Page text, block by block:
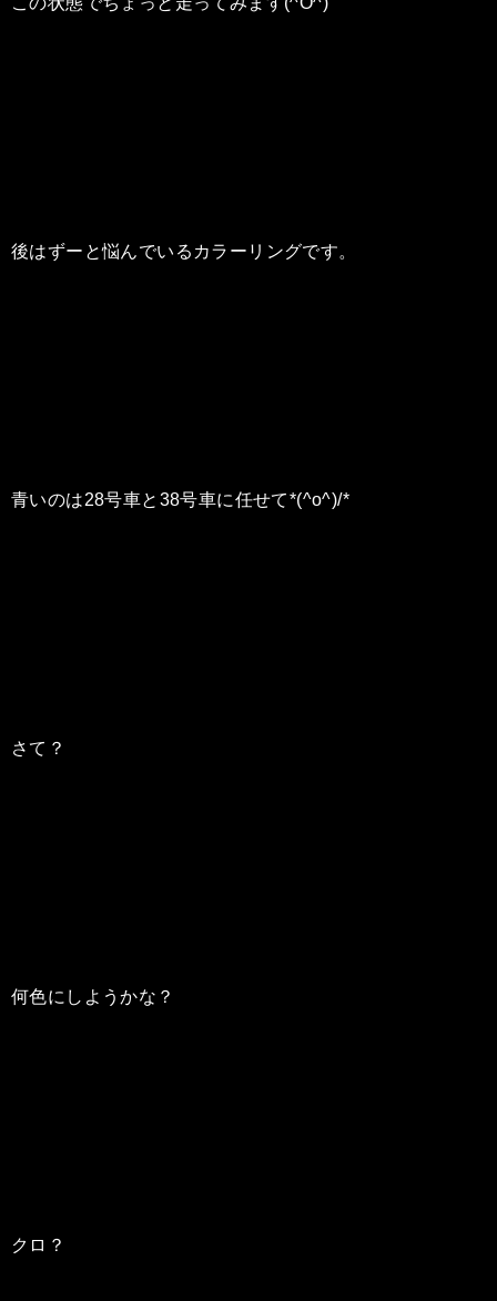
後はずーと悩んでいるカラーリングです。
青いのは28号車と38号車に任せて*(^o^)/*
さて？
何色にしようかな？
クロ？